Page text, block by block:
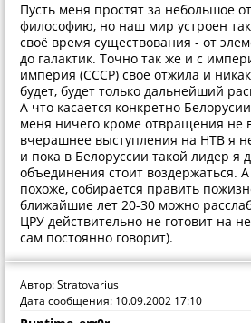
Пусть меня простят за небольшое
философию, но наш мир устроен
своё время существования - от
до галактик. Точно так же и с
империя (СССР) своё отжила и
будет, будет только дальнейший
А что касается конкретно
меня ничего кроме отвращения не
вчерашнее выступления на НТВ я
и пока в Белоруссии такой лидер я
объединения стоит воздержаться.
похоже, собирается править
ближайшие лет 20-30 можно
ЦРУ действительно не готовит на
сам постоянно говорит).
Автор: Stratovarius
Дата сообщения: 10.09.2002 17:10